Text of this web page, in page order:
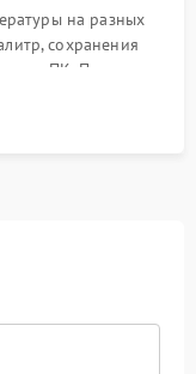
на разных
сохранения
на ПК. Проверка
качества.